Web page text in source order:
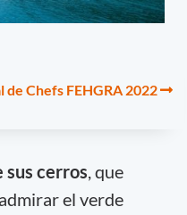
de Chefs FEHGRA 2022
sus cerros, que
el verde